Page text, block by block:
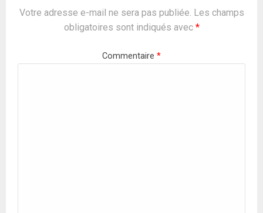
Votre adresse e-mail ne sera pas publiée. Les champs
obligatoires sont indiqués avec *
Commentaire *